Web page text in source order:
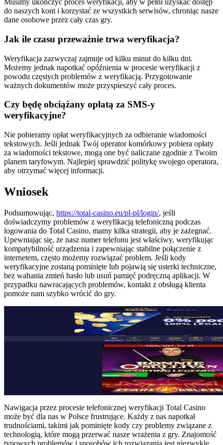
Musimy ukończyć proces weryfikacji, aby w pełni uzyskać dostęp
do naszych kont i korzystać ze wszystkich serwisów, chroniąc nasze
dane osobowe przez cały czas gry.
Jak ile czasu przeważnie trwa weryfikacja?
Weryfikacja zazwyczaj zajmuje od kilku minut do kilku dni.
Możemy jednak napotkać opóźnienia w procesie weryfikacji z
powodu częstych problemów z weryfikacją. Przygotowanie
ważnych dokumentów może przyspieszyć cały proces.
Czy będę obciążany opłatą za SMS-y
weryfikacyjne?
Nie pobieramy opłat weryfikacyjnych za odbieranie wiadomości
tekstowych. Jeśli jednak Twój operator komórkowy pobiera opłaty
za wiadomości tekstowe, mogą one być naliczane zgodnie z Twoim
planem taryfowym. Najlepiej sprawdzić politykę swojego operatora,
aby otrzymać więcej informacji.
Wniosek
Podsumowując, https://total-casino.eu/pl-pl/login/, jeśli
doświadczymy problemów z weryfikacją telefoniczną podczas
logowania do Total Casino, mamy kilka strategii, aby je zażegnać.
Upewniając się, że nasz numer telefonu jest właściwy, weryfikując
kompatybilność urządzenia i zapewniając stabilne połączenie z
internetem, często możemy rozwiązać problem. Jeśli kody
weryfikacyjne zostaną pominięte lub pojawią się usterki techniczne,
bez wahania zmień hasło lub usuń pamięć podręczną aplikacji. W
przypadku nawracających problemów, kontakt z obsługą klienta
pomoże nam szybko wrócić do gry.
Nawigacja przez procesie telefonicznej weryfikacji Total Casino
może być dla nas w Polsce frustrujące. Każdy z nas napotkał
trudnościami, takimi jak pominięte kody czy problemy związane z
technologią, które mogą przerwać nasze wrażenia z gry. Znajomość
typowych problemów i sposobów ich rozwiązania jest niezwykle